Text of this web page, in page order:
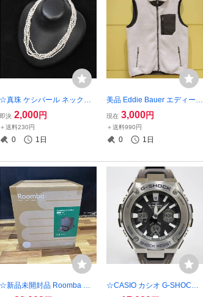
☆真珠 ケシパール ネックレ
ス 4連 約45㎝ 32.4g SILVER
2505-N0041①K(NT)
即決 2,000円
＋送料230円
0 1日
美品 Eddie Bauer エディーバ
ウアー ボア ベスト ホワイト
カーキ S サイズ アウター 現
状品 201211M tg.40(NT)
現在 3,000円
＋送料990円
0 1日
☆新品未開封品 Roomba ル
☆CASIO カシオ G-SHOCK